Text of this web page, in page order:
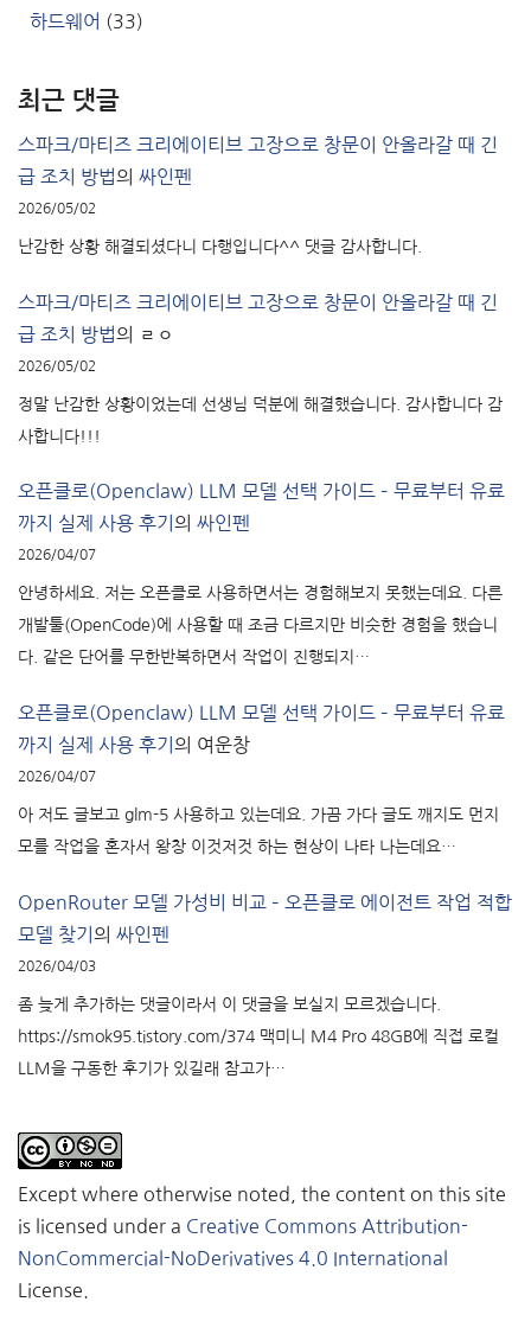
하드웨어 (33)
최근 댓글
스파크/마티즈 크리에이티브 고장으로 창문이 안올라갈 때 긴
급 조치 방법의 싸인펜
2026/05/02
난감한 상황 해결되셨다니 다행입니다^^ 댓글 감사합니다.
스파크/마티즈 크리에이티브 고장으로 창문이 안올라갈 때 긴
급 조치 방법의 ㄹㅇ
2026/05/02
정말 난감한 상황이었는데 선생님 덕분에 해결했습니다. 감사합니다 감
사합니다!!!
오픈클로(Openclaw) LLM 모델 선택 가이드 – 무료부터 유료
까지 실제 사용 후기 의 싸인펜
2026/04/07
안녕하세요. 저는 오픈클로 사용하면서는 경험해보지 못했는데요. 다른
개발툴(OpenCode)에 사용할 때 조금 다르지만 비슷한 경험을 했습니
다. 같은 단어를 무한반복하면서 작업이 진행되지…
오픈클로(Openclaw) LLM 모델 선택 가이드 – 무료부터 유료
까지 실제 사용 후기 의 여운창
2026/04/07
아 저도 글보고 glm-5 사용하고 있는데요. 가끔 가다 글도 깨지도 먼지
모를 작업을 혼자서 왕창 이것저것 하는 현상이 나타 나는데요…
OpenRouter 모델 가성비 비교 – 오픈클로 에이전트 작업 적합
모델 찾기 의 싸인펜
2026/04/03
좀 늦게 추가하는 댓글이라서 이 댓글을 보실지 모르겠습니다.
https://smok95.tistory.com/374 맥미니 M4 Pro 48GB에 직접 로컬
LLM을 구동한 후기가 있길래 참고가…
Except where otherwise noted, the content on this site
is licensed under a Creative Commons Attribution-
NonCommercial-NoDerivatives 4.0 International
License.